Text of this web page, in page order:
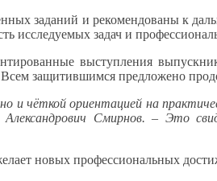
заданий и рекомендованы к
исследуемых задач и
выступления
Всем защитившимся предложено
и чёткойориентацией на
Александрович Смирнов. – Это
новых профессиональных